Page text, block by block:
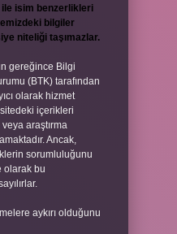
isim benzerlikleri
bilgiler
niteliği taşımazlar.
gereğince Bilgi
(BTK) tarafından
olarak hizmet
içerikleri
araştırma
Ancak,
sorumluluğunu
olarak bu
aykırı olduğunu